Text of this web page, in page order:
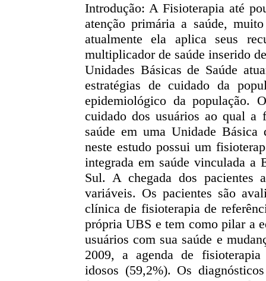
Introdução: A Fisioterapia até
atenção primária a saúde,
atualmente ela aplica seus
multiplicador de saúde inserido
Unidades Básicas de Saúde
estratégias de cuidado da
epidemiológico da população.
cuidado dos usuários ao qual a
saúde em uma Unidade
neste estudo possui um
integrada em saúde vinculada a
Sul. A chegada dos pacientes
variáveis. Os pacientes são
clínica de fisioterapia de
própria UBS e tem como pilar a
usuários com sua saúde e
2009, a agenda de fisioterapia
idosos (59,2%). Os